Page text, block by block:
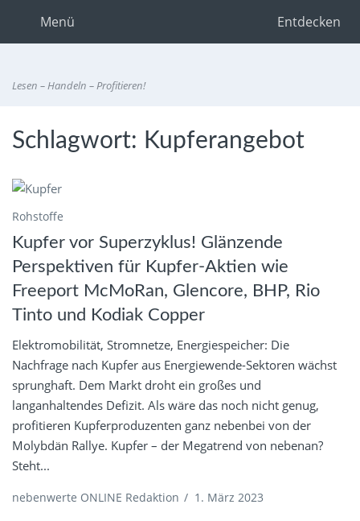
Entdecken
Menü
Lesen – Handeln – Profitieren!
Schlagwort: Kupferangebot
Rohstoffe
Kupfer vor Superzyklus! Glänzende
Perspektiven für Kupfer-Aktien wie
Freeport McMoRan, Glencore, BHP, Rio
Tinto und Kodiak Copper
Elektromobilität, Stromnetze, Energiespeicher: Die
Nachfrage nach Kupfer aus Energiewende-Sektoren wächst
sprunghaft. Dem Markt droht ein großes und
langanhaltendes Defizit. Als wäre das noch nicht genug,
profitieren Kupferproduzenten ganz nebenbei von der
Molybdän Rallye. Kupfer – der Megatrend von nebenan?
Steht...
nebenwerte ONLINE Redaktion / 1. März 2023